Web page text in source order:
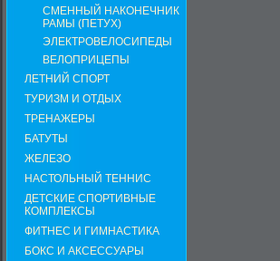
СМЕННЫЙ НАКОНЕЧНИК
РАМЫ (ПЕТУХ)
ЭЛЕКТРОВЕЛОСИПЕДЫ
ВЕЛОПРИЦЕПЫ
ЛЕТНИЙ СПОРТ
ТУРИЗМ И ОТДЫХ
ТРЕНАЖЕРЫ
БАТУТЫ
ЖЕЛЕЗО
НАСТОЛЬНЫЙ ТЕННИС
ДЕТСКИЕ СПОРТИВНЫЕ
КОМПЛЕКСЫ
ФИТНЕС И ГИМНАСТИКА
БОКС И АКСЕССУАРЫ